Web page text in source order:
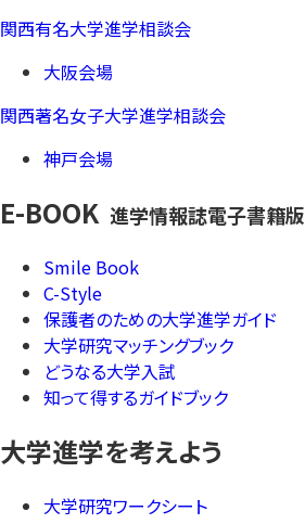
関西有名大学進学相談会
大阪会場
関西著名女子大学進学相談会
神戸会場
E-BOOK 進学情報誌電子書籍版
Smile Book
C-Style
保護者のための大学進学ガイド
大学研究マッチングブック
どうなる大学入試
知って得するガイドブック
大学進学を考えよう
大学研究ワークシート